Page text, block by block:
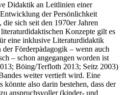
Didaktik an Leitlinien einer
der Persönlichkeit
sich seit den 1970er Jahren
Konzepte gilt es
eine inklusive Literaturdidaktik
Förderpädagogik – wenn auch
– schon angegangen worden ist
Böing/Terfloth 2013; Seitz 2003)
weiter vertieft wird. Eine
also darin bestehen, dass der
anspruchsvoller (kinder- und